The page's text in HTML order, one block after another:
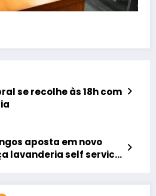
se recolhe às 18h com
aposta em novo
lavanderia self service